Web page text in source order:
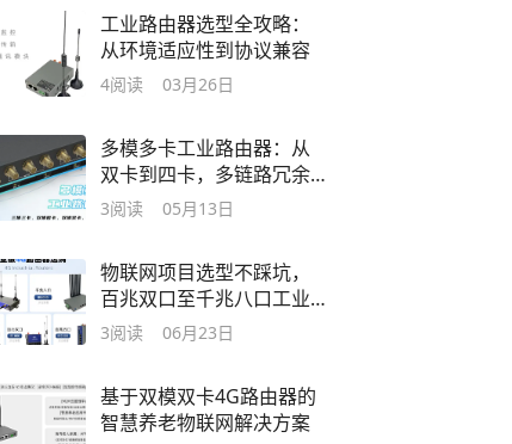
工业路由器选型全攻略：
从环境适应性到协议兼容
4阅读 03月26日
多模多卡工业路由器：从
双卡到四卡，多链路冗余
安全稳定不掉线
3阅读 05月13日
物联网项目选型不踩坑，
百兆双口至千兆八口工业
4G路由器对比
3阅读 06月23日
基于双模双卡4G路由器的
智慧养老物联网解决方案